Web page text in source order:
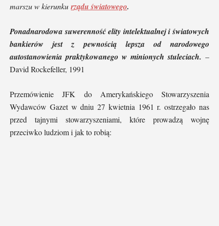
marszu w kierunku rządu światowego.
Ponadnarodowa suwerenność elity intelektualnej i światowych
bankierów jest z pewnością lepsza od narodowego
autostanowienia praktykowanego w minionych stuleciach. –
David Rockefeller, 1991
Przemówienie JFK do Amerykańskiego Stowarzyszenia
Wydawców Gazet w dniu 27 kwietnia 1961 r. ostrzegało nas
przed tajnymi stowarzyszeniami, które prowadzą wojnę
przeciwko ludziom i jak to robią: